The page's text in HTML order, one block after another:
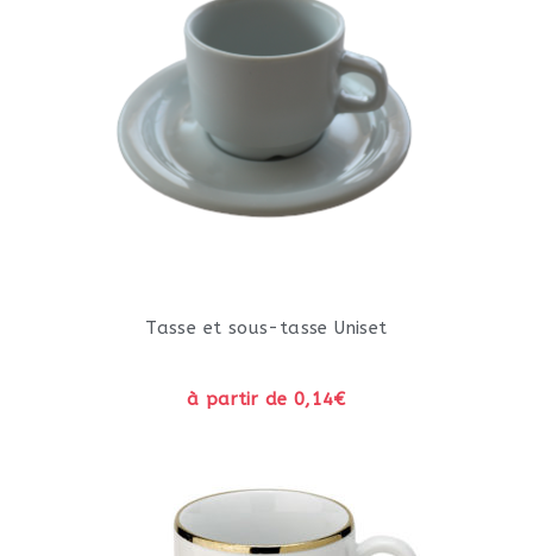
Tasse et sous-tasse Uniset
à partir de 0,14€